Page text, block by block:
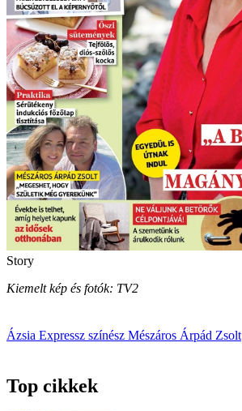
Story
Kiemelt kép és fotók: TV2
Ázsia Expressz színész Mészáros Árpád Zsolt
Top cikkek